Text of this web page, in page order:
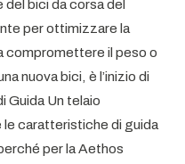
bici da corsa del
per ottimizzare la
compromettere il peso o
nuova bici, è l’inizio di
Guida Un telaio
le caratteristiche di guida
per la Aethos